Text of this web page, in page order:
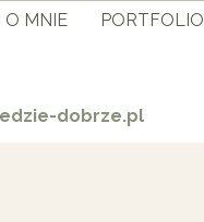
O MNIE PORTFOLIO
dobrze.pl